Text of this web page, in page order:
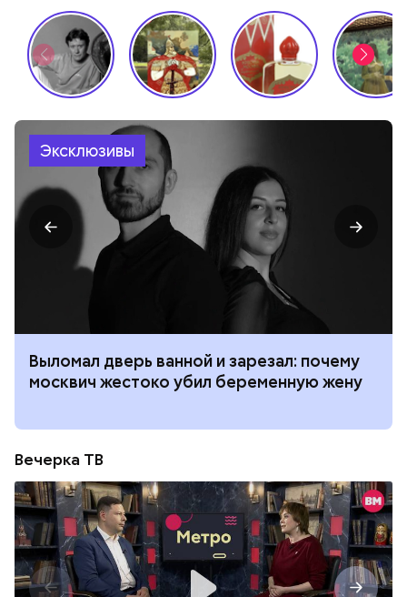
Эксклюзивы
Выломал дверь ванной и зарезал: почему
москвич жестоко убил беременную жену
Вечерка ТВ